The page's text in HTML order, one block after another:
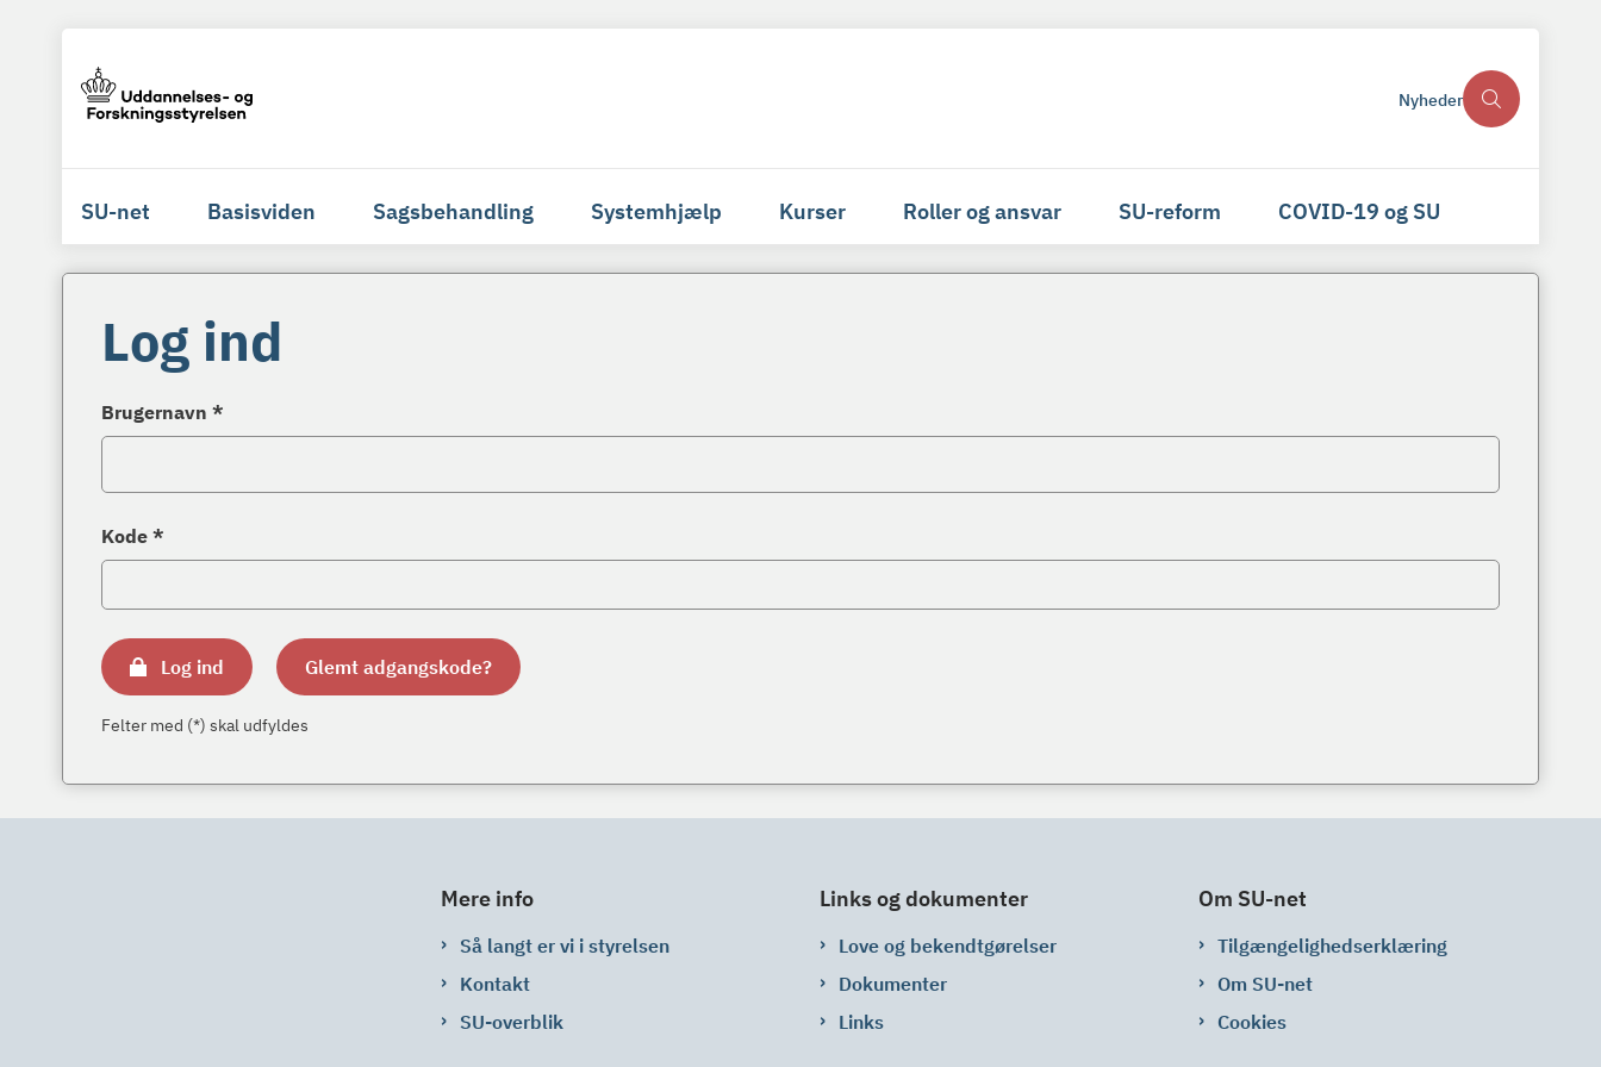
Nyheder
SU-net Basisviden Sagsbehandling Systemhjælp Kurser Roller og ansvar SU-reform COVID-19 og SU
Log ind
Brugernavn *
Kode *
Log ind Glemt adgangskode?
Felter med (*) skal udfyldes
Mere info
Så langt er vi i styrelsen
Kontakt
SU-overblik
Links og dokumenter
Love og bekendtgørelser
Dokumenter
Links
Om SU-net
Tilgængelighedserklæring
Om SU-net
Cookies